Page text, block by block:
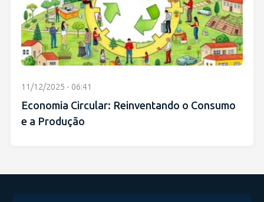
11/12/2025 - 06:41
Economia Circular: Reinventando o Consumo
e a Produção